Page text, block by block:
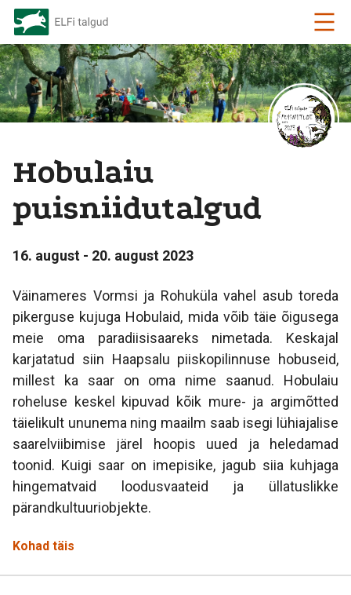
Hobulaiu
puisniidutalgud
16. august - 20. august 2023
Väinameres Vormsi ja Rohuküla vahel asub toreda
pikerguse kujuga Hobulaid, mida võib täie õigusega
meie oma paradiisisaareks nimetada. Keskajal
karjatatud siin Haapsalu piiskopilinnuse hobuseid,
millest ka saar on oma nime saanud. Hobulaiu
roheluse keskel kipuvad kõik mure- ja argimõtted
täielikult ununema ning maailm saab isegi lühiajalise
saarelviibimise järel hoopis uued ja heledamad
toonid. Kuigi saar on imepisike, jagub siia kuhjaga
hingematvaid loodusvaateid ja üllatuslikke
pärandkultuuriobjekte.
Kohad täis